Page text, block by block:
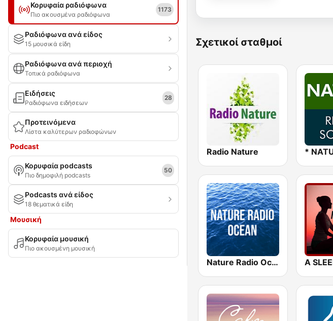
Κορυφαία ραδιόφωνα
Πιο ακουσμένα ραδιόφωνα
1173
Ραδιόφωνα ανά είδος
15 μουσικά είδη
Ραδιόφωνα ανά περιοχή
Τοπικά ραδιόφωνα
Ειδήσεις
Ραδιόφωνα ειδήσεων
28
Προτεινόμενα
Λίστα καλύτερων ραδιοφώνων
Podcast
Κορυφαία podcasts
Πιο δημοφιλή podcasts
50
Podcasts ανά είδος
18 θεματικά είδη
Μουσική
Κορυφαία μουσική
Πιο ακουσμένη μουσική
Σχετικοί σταθμοί
Radio Nature
Nature Radio Ocean